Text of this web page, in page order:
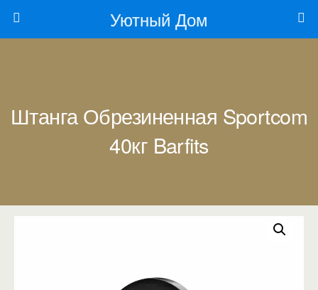
Уютный Дом
Штанга Обрезиненная Sportcom
40кг Barfits